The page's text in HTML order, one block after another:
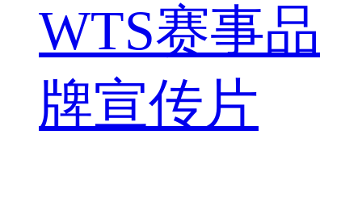
WTS赛事品
牌宣传片